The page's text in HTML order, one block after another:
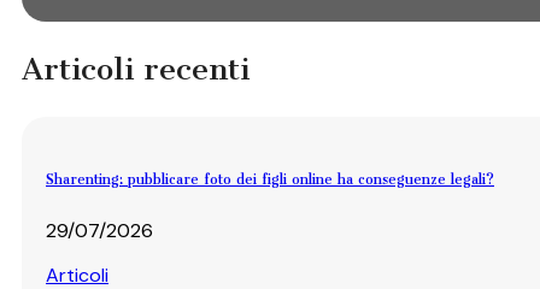
Articoli recenti
Sharenting: pubblicare foto dei figli online ha conseguenze legali?
29/07/2026
Articoli